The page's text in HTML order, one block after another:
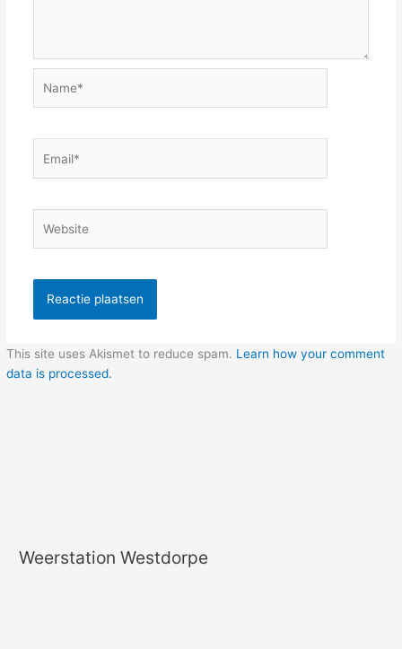
This site uses Akismet to reduce spam. Learn how your comment
data is processed.
Weerstation Westdorpe